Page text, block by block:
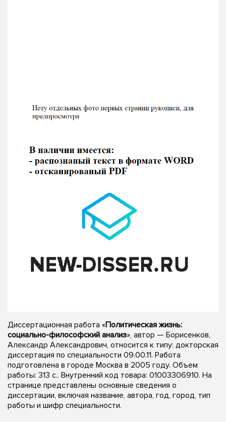
Диссертационная работа «Политическая жизнь:
социально-философский анализ», автор — Борисенков,
Александр Александрович, относится к типу: докторская
диссертация по специальности 09.00.11. Работа
подготовлена в городе Москва в 2005 году. Объем
работы: 313 с.. Внутренний код товара: 01003306910. На
странице представлены основные сведения о
диссертации, включая название, автора, год, город, тип
работы и шифр специальности.